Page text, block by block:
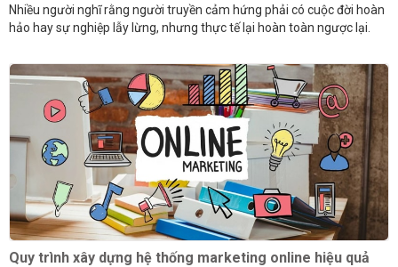
Nhiều người nghĩ rằng người truyền cảm hứng phải có cuộc đời hoàn
hảo hay sự nghiệp lẫy lừng, nhưng thực tế lại hoàn toàn ngược lại.
Quy trình xây dựng hệ thống marketing online hiệu quả